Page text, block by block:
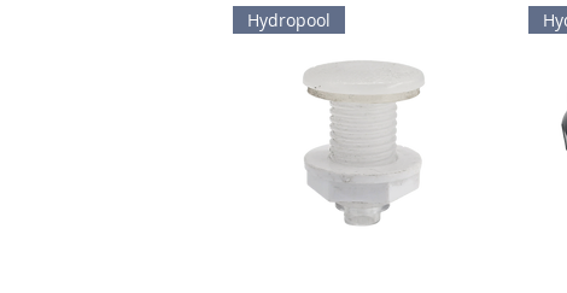
Hydropool